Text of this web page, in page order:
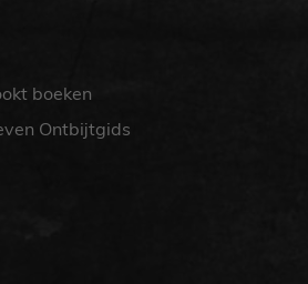
boeken
Ontbijtgids